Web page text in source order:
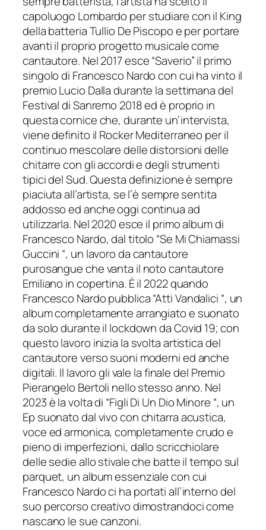
capoluogo Lombardo per studiare con il King
della batteria Tullio De Piscopo e per portare
avanti il proprio progetto musicale come
cantautore. Nel 2017 esce “Saverio” il primo
singolo di Francesco Nardo con cui ha vinto il
premio Lucio Dalla durante la settimana del
Festival di Sanremo 2018 ed è proprio in
questa cornice che, durante un’intervista,
viene definito il Rocker Mediterraneo per il
continuo mescolare delle distorsioni delle
chitarre con gli accordi e degli strumenti
tipici del Sud. Questa definizione è sempre
piaciuta all’artista, se l’è sempre sentita
addosso ed anche oggi continua ad
utilizzarla. Nel 2020 esce il primo album di
Francesco Nardo, dal titolo “Se Mi Chiamassi
Guccini “, un lavoro da cantautore
purosangue che vanta il noto cantautore
Emiliano in copertina. È il 2022 quando
Francesco Nardo pubblica “Atti Vandalici “, un
album completamente arrangiato e suonato
da solo durante il lockdown da Covid 19; con
questo lavoro inizia la svolta artistica del
cantautore verso suoni moderni ed anche
digitali. Il lavoro gli vale la finale del Premio
Pierangelo Bertoli nello stesso anno. Nel
2023 è la volta di “Figli Di Un Dio Minore “, un
Ep suonato dal vivo con chitarra acustica,
voce ed armonica, completamente crudo e
pieno di imperfezioni, dallo scricchiolare
delle sedie allo stivale che batte il tempo sul
parquet, un album essenziale con cui
Francesco Nardo ci ha portati all’interno del
suo percorso creativo dimostrandoci come
nascano le sue canzoni.